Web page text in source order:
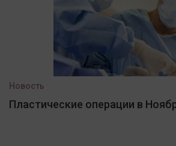
Новость
Пластические операции в